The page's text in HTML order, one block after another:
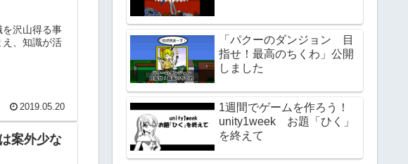
沢山得る事
、知識が活
2019.05.20
案外少な
「パクーのダンジョン 目
指せ！最高のちくわ」公開
しました
1週間でゲームを作ろう！
unity1week お題「ひく」
を終えて